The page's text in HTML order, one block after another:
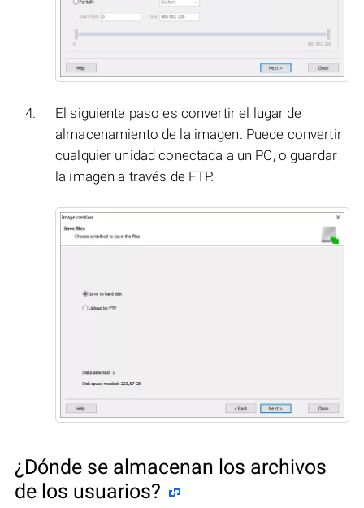
El siguiente paso es convertir el lugar de
almacenamiento de la imagen. Puede convertir
cualquier unidad conectada a un PC, o guardar
la imagen a través de FTP.
¿Dónde se almacenan los archivos
de los usuarios?